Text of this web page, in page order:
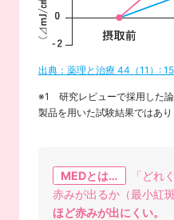
出典：薬理と治療 44（11）:
※1 研究レビューで採用した
製品を用いた試験結果ではあり
MEDとは…
「どれ
赤みが出るか（最小紅
ほど赤みが出にくい。